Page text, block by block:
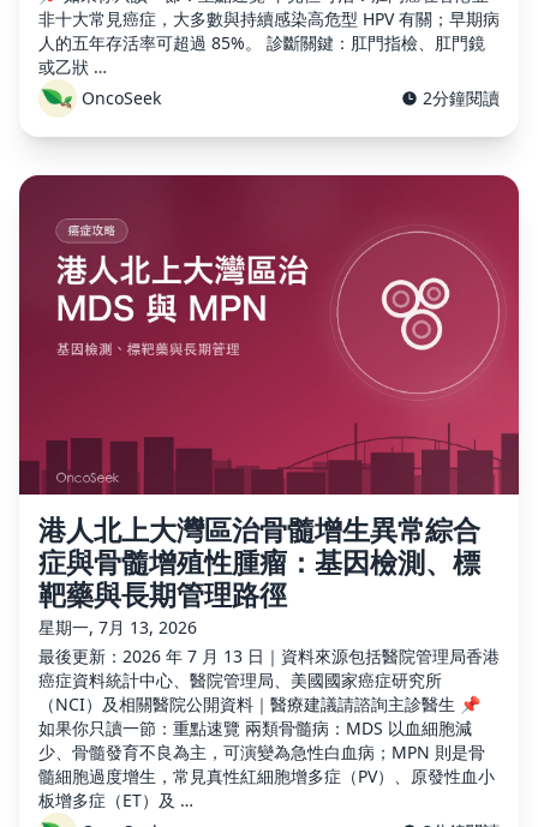
非十大常見癌症，大多數與持續感染高危型 HPV 有關；早期病
人的五年存活率可超過 85%。 診斷關鍵：肛門指檢、肛門鏡
或乙狀 …
OncoSeek
2分鐘閱讀
港人北上大灣區治骨髓增生異常綜合
症與骨髓增殖性腫瘤：基因檢測、標
靶藥與長期管理路徑
星期一, 7月 13, 2026
最後更新：2026 年 7 月 13 日｜資料來源包括醫院管理局香港
癌症資料統計中心、醫院管理局、美國國家癌症研究所
（NCI）及相關醫院公開資料｜醫療建議請諮詢主診醫生 📌
如果你只讀一節：重點速覽 兩類骨髓病：MDS 以血細胞減
少、骨髓發育不良為主，可演變為急性白血病；MPN 則是骨
髓細胞過度增生，常見真性紅細胞增多症（PV）、原發性血小
板增多症（ET）及 …